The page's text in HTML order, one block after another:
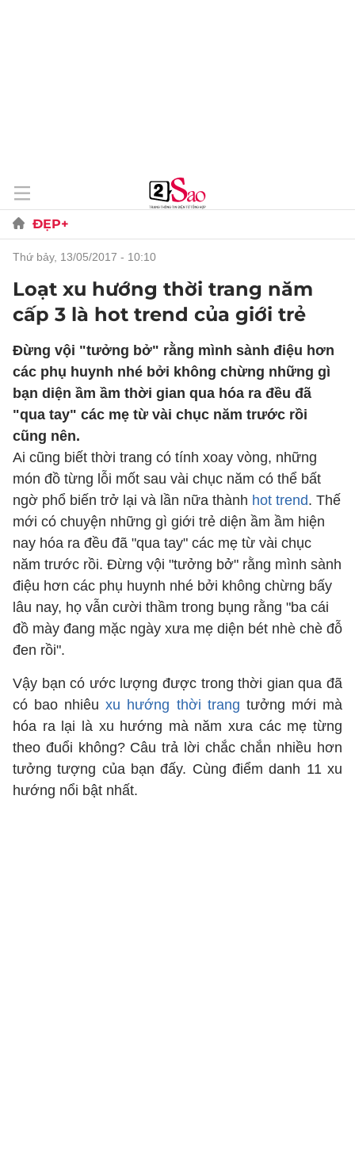
ĐẸP+
thứ bảy, 13/05/2017 - 10:10
Loạt xu hướng thời trang năm
cấp 3 là hot trend của giới trẻ
Đừng vội "tưởng bở" rằng mình sành điệu hơn
các phụ huynh nhé bởi không chừng những gì
bạn diện ầm ầm thời gian qua hóa ra đều đã
"qua tay" các mẹ từ vài chục năm trước rồi
cũng nên.
Ai cũng biết thời trang có tính xoay vòng, những
món đồ từng lỗi mốt sau vài chục năm có thể bất
ngờ phổ biến trở lại và lần nữa thành hot trend. Thế
mới có chuyện những gì giới trẻ diện ầm ầm hiện
nay hóa ra đều đã "qua tay" các mẹ từ vài chục
năm trước rồi. Đừng vội "tưởng bở" rằng mình sành
điệu hơn các phụ huynh nhé bởi không chừng bấy
lâu nay, họ vẫn cười thầm trong bụng rằng "ba cái
đồ mày đang mặc ngày xưa mẹ diện bét nhè chè đỗ
đen rồi".
Vậy bạn có ước lượng được trong thời gian qua đã
có bao nhiêuxu hướng thời trang tưởng mới mà
hóa ra lại là xu hướng mà năm xưa các mẹ từng
theo đuổi không? Câu trả lời chắc chắn nhiều hơn
tưởng tượng của bạn đấy. Cùng điểm danh 11 xu
hướng nổi bật nhất.